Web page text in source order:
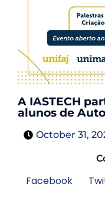
A IASTECH
alunos de
October 31,
Facebook